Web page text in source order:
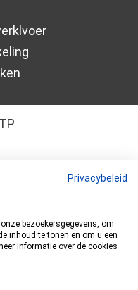
ISO 27001:2022
Privacybeleid
bezoekersgegevens, om
inhoud te tonen en om u een
informatie over de cookies